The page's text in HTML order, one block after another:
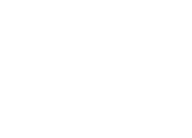
tietoja
muihin